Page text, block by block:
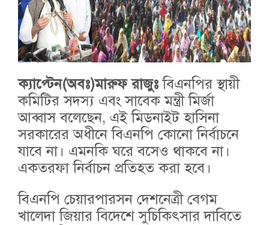
ক্যাপ্টেন(অবঃ)মারুফ রাজুঃবিএনপির স্থায়ী
কমিটির সদস্য এবং সাবেক মন্ত্রী মির্জা
আব্বাস বলেছেন, এই মিডনাইট হাসিনা
সরকারের অধীনে বিএনপি কোনো নির্বাচনে
যাবে না। এমনকি ঘরে বসেও থাকবে না।
একতরফা নির্বাচন প্রতিহত করা হবে।
বিএনপি চেয়ারপারসন দেশনেত্রী বেগম
খালেদা জিয়ার বিদেশে সুচিকিৎসার দাবিতে